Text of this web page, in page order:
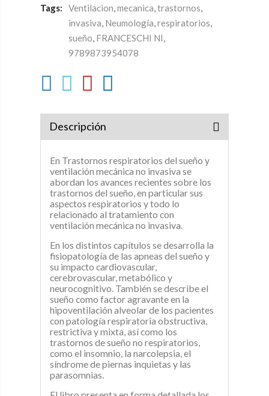
Tags:
Ventilacion,mecanica,trastornos,
invasiva, Neumología,respiratorios,
sueño, FRANCESCHI NI,
9789873954078
Descripción
En Trastornos respiratorios del sueño y
ventilación mecánica no invasiva se
abordan los avances recientes sobre los
trastornos del sueño, en particular sus
aspectos respiratorios y todo lo
relacionado al tratamiento con
ventilación mecánica no invasiva.
En los distintos capítulos se desarrolla la
fisiopatología de las apneas del sueño y
su impacto cardiovascular,
cerebrovascular, metabólico y
neurocognitivo. También se describe el
sueño como factor agravante en la
hipoventilación alveolar de los pacientes
con patología respiratoria obstructiva,
restrictiva y mixta, así como los
trastornos de sueño no respiratorios,
como el insomnio, la narcolepsia, el
síndrome de piernas inquietas y las
parasomnias.